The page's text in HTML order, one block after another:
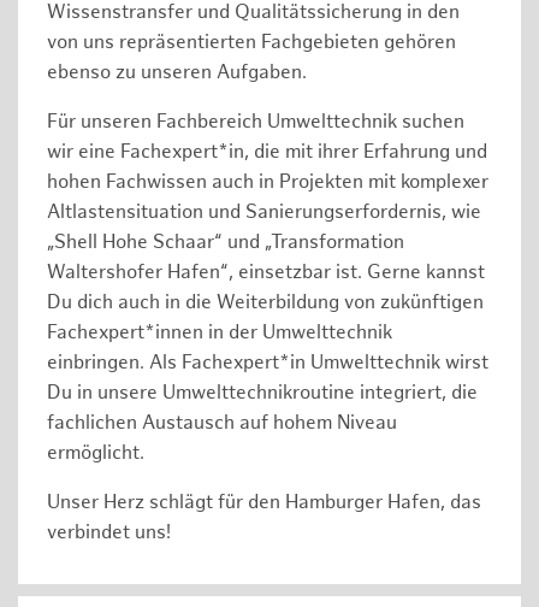
Wissenstransfer und Qualitätssicherung in den
von uns repräsentierten Fachgebieten gehören
ebenso zu unseren Aufgaben.
Für unseren Fachbereich Umwelttechnik suchen
wir eine Fachexpert*in, die mit ihrer Erfahrung und
hohen Fachwissen auch in Projekten mit komplexer
Altlastensituation und Sanierungserfordernis, wie
„Shell Hohe Schaar“ und „Transformation
Waltershofer Hafen“, einsetzbar ist. Gerne kannst
Du dich auch in die Weiterbildung von zukünftigen
Fachexpert*innen in der Umwelttechnik
einbringen. Als Fachexpert*in Umwelttechnik wirst
Du in unsere Umwelttechnikroutine integriert, die
fachlichen Austausch auf hohem Niveau
ermöglicht.
Unser Herz schlägt für den Hamburger Hafen, das
verbindet uns!